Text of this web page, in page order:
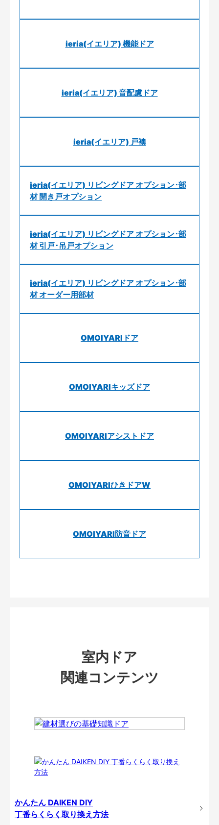
ieria(イエリア) 機能ドア
ieria(イエリア) 音配慮ドア
ieria(イエリア) 戸襖
ieria(イエリア) リビングドア オプション･部
材 開き戸オプション
ieria(イエリア) リビングドア オプション･部
材 引戸･吊戸オプション
ieria(イエリア) リビングドア オプション･部
材 オーダー用部材
OMOIYARIドア
OMOIYARIキッズドア
OMOIYARIアシストドア
OMOIYARIひきドアW
OMOIYARI防音ドア
室内ドア
関連コンテンツ
かんたん DAIKEN DIY
丁番らくらく取り換え方法